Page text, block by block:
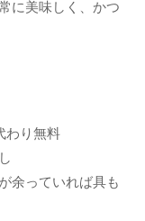
に美味しく、かつ
わり無料
余っていれば具も